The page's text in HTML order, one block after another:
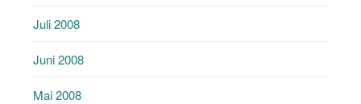
Juli 2008
Juni 2008
Mai 2008